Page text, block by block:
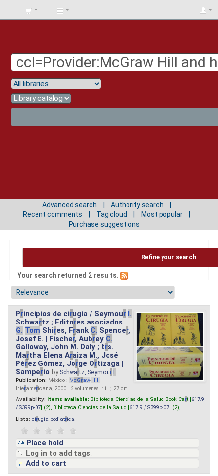
BIBLIOTECA
Advanced search
Authority search
Recent comments
Tag cloud
Most popular
Purchase suggestions
Refine your search
Your search returned 2 results.
Principios de cirugía / Seymour I.
Schwartz ; Editores asociados.
G. Tom Shires, Frank C. Spencer,
Josef E. | Fischer, Aubrey C.
Galloway, John M. Daly ; trs.
Martha Elena Araiza M., José
Pérez Gómez, Jorge Ortizaga |
Samperio by Schwartz, Seymour I.
Publication: México : McGraw-Hill
Interamericana, 2000 . 2 volumenes. : il. ; 27 cm.
Availability: Items available: Biblioteca Ciencias de la Salud Book Cart [ 617.9
/ S399p-07 ] (2), Biblioteca Ciencias de la Salud [ 617.9 / S399p-07 ] (2),
Lists: cirugia pediatrica
Place hold
Log in to add tags.
Add to cart